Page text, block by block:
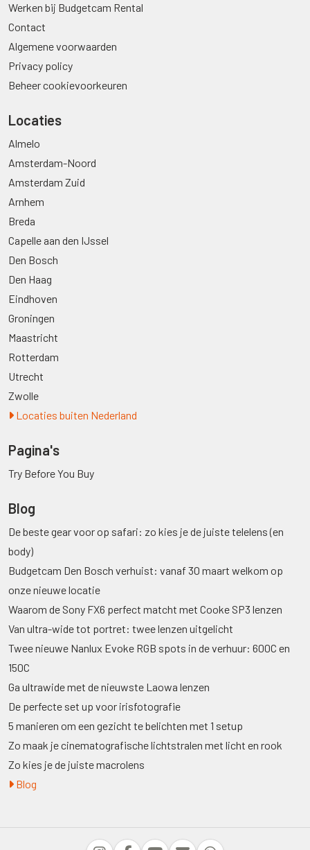
Werken bij Budgetcam Rental
Contact
Algemene voorwaarden
Privacy policy
Beheer cookievoorkeuren
Locaties
Almelo
Amsterdam-Noord
Amsterdam Zuid
Arnhem
Breda
Capelle aan den IJssel
Den Bosch
Den Haag
Eindhoven
Groningen
Maastricht
Rotterdam
Utrecht
Zwolle
Locaties buiten Nederland
Pagina's
Try Before You Buy
Blog
De beste gear voor op safari: zo kies je de juiste telelens (en
body)
Budgetcam Den Bosch verhuist: vanaf 30 maart welkom op
onze nieuwe locatie
Waarom de Sony FX6 perfect matcht met Cooke SP3 lenzen
Van ultra-wide tot portret: twee lenzen uitgelicht
Twee nieuwe Nanlux Evoke RGB spots in de verhuur: 600C en
150C
Ga ultrawide met de nieuwste Laowa lenzen
De perfecte set up voor irisfotografie
5 manieren om een gezicht te belichten met 1 setup
Zo maak je cinematografische lichtstralen met licht en rook
Zo kies je de juiste macrolens
Blog